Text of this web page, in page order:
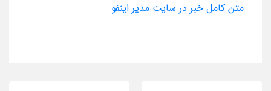
متن کامل خبر در سایت مدیر اینفو